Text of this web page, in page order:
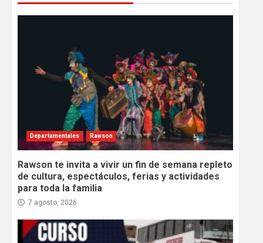
Departamentales Rawson
Rawson te invita a vivir un fin de semana repleto
de cultura, espectáculos, ferias y actividades
para toda la familia
7 agosto, 2026